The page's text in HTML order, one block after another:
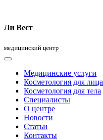
Ли Вест
медицинский центр
Медицинские услуги
Косметология для лица
Косметология для тела
Специалисты
О центре
Новости
Статьи
Контакты